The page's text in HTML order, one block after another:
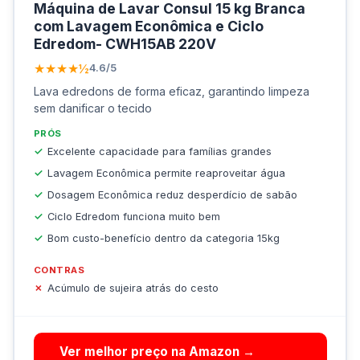
Máquina de Lavar Consul 15 kg Branca
com Lavagem Econômica e Ciclo
Edredom- CWH15AB 220V
★★★★½4.6/5
Lava edredons de forma eficaz, garantindo limpeza
sem danificar o tecido
PRÓS
Excelente capacidade para famílias grandes
Lavagem Econômica permite reaproveitar água
Dosagem Econômica reduz desperdício de sabão
Ciclo Edredom funciona muito bem
Bom custo-benefício dentro da categoria 15kg
CONTRAS
Acúmulo de sujeira atrás do cesto
Ver melhor preço na Amazon →